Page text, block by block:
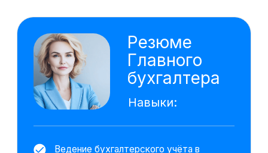
Технические инструменты.
Дополнительные навыки
Excel 1С:Бухгалтерия 8.3
учёта для подготовки к аудиторской
проверке.